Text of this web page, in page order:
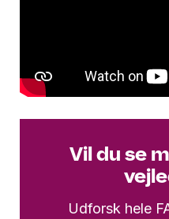
Vil du se
Udforsk hele